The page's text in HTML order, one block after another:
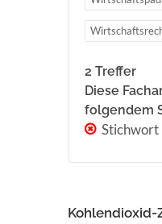
2 Treffer
Diese
folgendem
Kohlendioxid-